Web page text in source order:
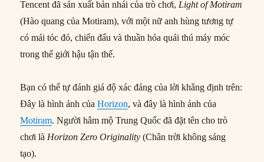
Tencent đã sản xuất bản nhái của trò chơi,Light of Motiram
(Hào quang của Motiram), với một nữ anh hùng tương tự
có mái tóc đỏ, chiến đấu và thuần hóa quái thú máy móc
trong thế giới hậu tận thế.
Bạn có thể tự đánh giá độ xác đáng của lời khẳng định trên:
Đây là hình ảnh củaHorizon, và đây là hình ảnh của
Motiram. Người hâm mộ Trung Quốc đã đặt tên cho trò
chơi làHorizon Zero Originality (Chân trời không sáng
tạo).